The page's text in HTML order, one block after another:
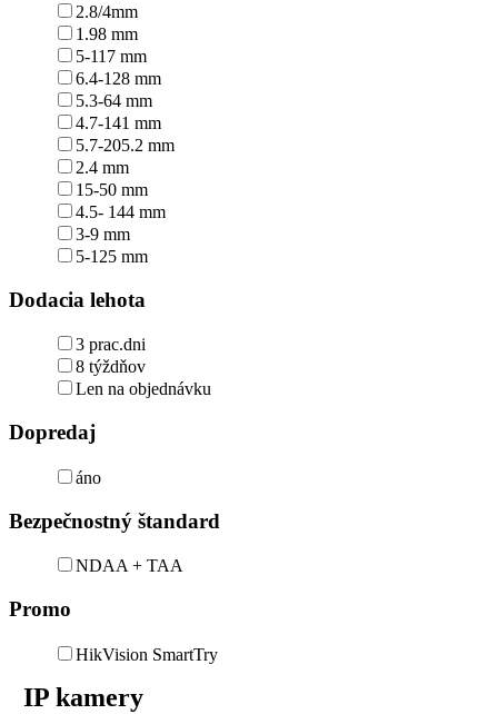
2.8/4mm
1.98 mm
5-117 mm
6.4-128 mm
5.3-64 mm
4.7-141 mm
5.7-205.2 mm
2.4 mm
15-50 mm
4.5- 144 mm
3-9 mm
5-125 mm
Dodacia lehota
3 prac.dni
8 týždňov
Len na objednávku
Dopredaj
áno
Bezpečnostný štandard
NDAA + TAA
Promo
HikVision SmartTry
IP kamery